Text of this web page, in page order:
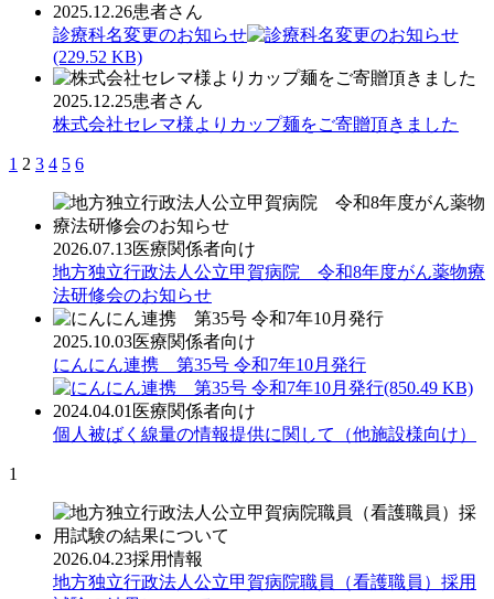
2025.12.26患者さん
診療科名変更のお知らせ
(229.52 KB)
2025.12.25患者さん
株式会社セレマ様よりカップ麺をご寄贈頂きました
1 2 3 4 5 6
2026.07.13医療関係者向け
地方独立行政法人公立甲賀病院 令和8年度がん薬物療
法研修会のお知らせ
2025.10.03医療関係者向け
にんにん連携 第35号 令和7年10月発行
(850.49 KB)
2024.04.01 医療関係者向け
個人被ばく線量の情報提供に関して（他施設様向け）
1
2026.04.23採用情報
地方独立行政法人公立甲賀病院職員（看護職員）採用